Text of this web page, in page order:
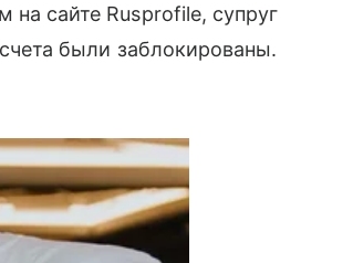
сайте Rusprofile, супруг
были заблокированы.